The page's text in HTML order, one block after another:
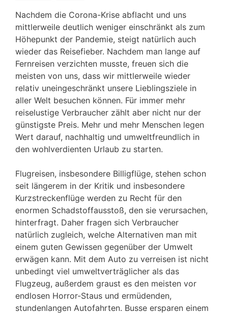
Nachdem die Corona-Krise abflacht und uns
mittlerweile deutlich weniger einschränkt als zum
Höhepunkt der Pandemie, steigt natürlich auch
wieder das Reisefieber. Nachdem man lange auf
Fernreisen verzichten musste, freuen sich die
meisten von uns, dass wir mittlerweile wieder
relativ uneingeschränkt unsere Lieblingsziele in
aller Welt besuchen können. Für immer mehr
reiselustige Verbraucher zählt aber nicht nur der
günstigste Preis. Mehr und mehr Menschen legen
Wert darauf, nachhaltig und umweltfreundlich in
den wohlverdienten Urlaub zu starten.
Flugreisen, insbesondere Billigflüge, stehen schon
seit längerem in der Kritik und insbesondere
Kurzstreckenflüge werden zu Recht für den
enormen Schadstoffausstoß, den sie verursachen,
hinterfragt. Daher fragen sich Verbraucher
natürlich zugleich, welche Alternativen man mit
einem guten Gewissen gegenüber der Umwelt
erwägen kann. Mit dem Auto zu verreisen ist nicht
unbedingt viel umweltverträglicher als das
Flugzeug, außerdem graust es den meisten vor
endlosen Horror-Staus und ermüdenden,
stundenlangen Autofahrten. Busse ersparen einem